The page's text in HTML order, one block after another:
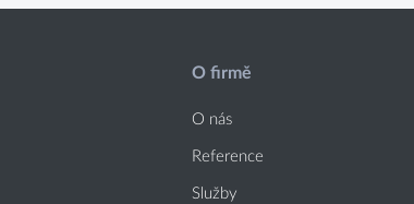
O firmě
O nás
Reference
Služby